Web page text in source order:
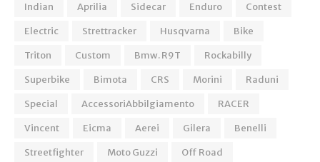
Indian
Aprilia Sidecar Enduro
Contest
Electric
Strettracker Husqvarna
Bike
Triton
Custom Bmw. R9T
Rockabilly
Superbike
Bimota CRS Morini
Raduni
Special
AccessoriAbbilgiamento
RACER
Vincent
Eicma Aerei Gilera
Benelli
Streetfighter
Moto Guzzi Off Road